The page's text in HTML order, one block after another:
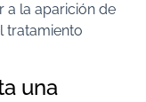
a la aparición de
tratamiento
una